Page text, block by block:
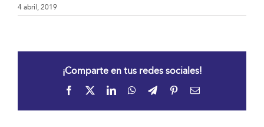
4 abril, 2019
¡Comparte en tus redes sociales!
Facebook LinkedInWhatsApp
TelegramPinterestCorreo